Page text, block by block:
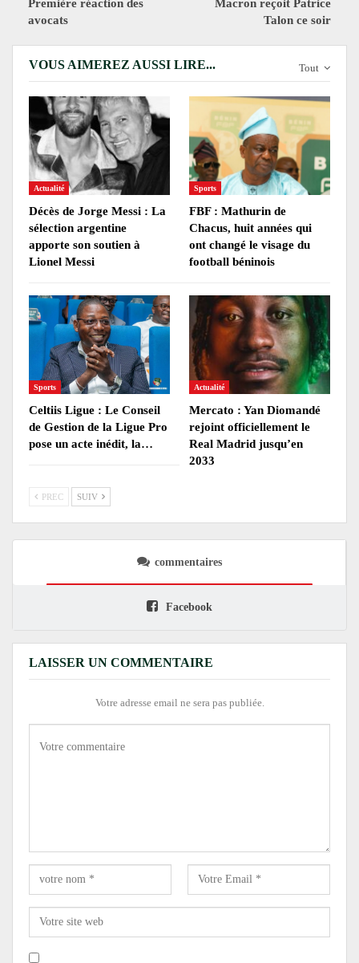
Première réaction des
avocats
Macron reçoit Patrice
Talon ce soir
Tout
VOUS AIMEREZ AUSSI LIRE...
Actualité
Décès de Jorge Messi : La
sélection argentine
apporte son soutien à
Lionel Messi
Sports
FBF : Mathurin de
Chacus, huit années qui
ont changé le visage du
football béninois
Sports
Celtiis Ligue : Le Conseil
de Gestion de la Ligue Pro
pose un acte inédit, la…
Actualité
Mercato : Yan Diomandé
rejoint officiellement le
Real Madrid jusqu’en
2033
PREC SUIV
commentaires
Facebook
LAISSER UN COMMENTAIRE
Votre adresse email ne sera pas publiée.